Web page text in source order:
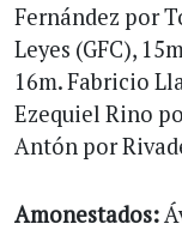
Fernández por
Leyes (GFC),
16m. Fabricio
Ezequiel Rino
Antón por
Amonestados: